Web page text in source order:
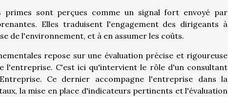
sont perçues comme un signal fort envoyé par
Elles traduisent l'engagement des dirigeants à
de l'environnement, et à en assumer les coûts.
repose sur une évaluation précise et rigoureuse
l'entreprise. C'est ici qu'intervient le rôle d'un consultant
Ce dernier accompagne l'entreprise dans la
la mise en place d'indicateurs pertinents et l'évaluation